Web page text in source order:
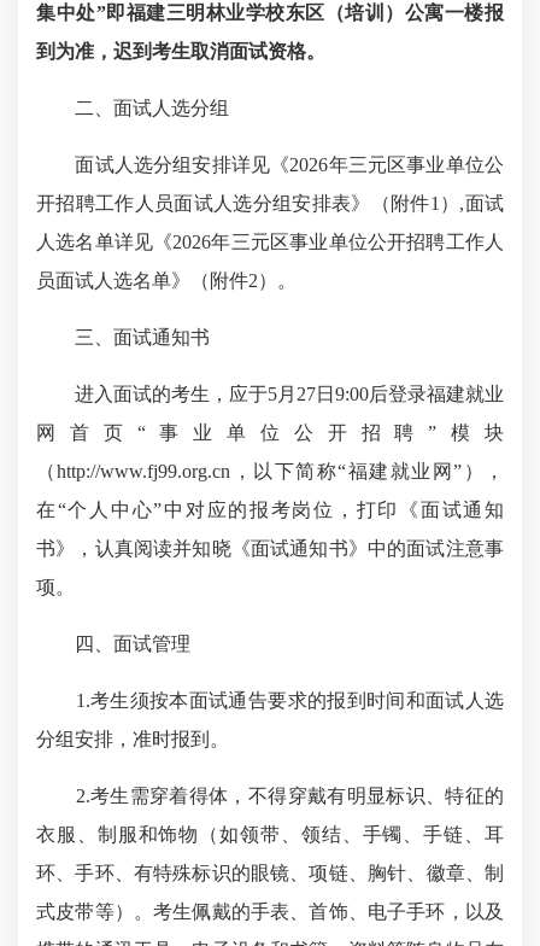
集中处”即福建三明林业学校东区（培训）公寓一楼报
到 为准 ，迟到考生取消面试资格。
二、面试人选分组
面试人选分组安排详见《2026年三元区事业单位公
开招聘工作人员面试人选分组安排表》（附件1）,面试
人选名单详见《2026年三元区事业单位公开招聘工作人
员面试人选名单》（附件2）。
三、面试通知书
进入面试的考生，应于5月27日9:00后登录福建就业
网首页“事业单位公开招聘”模块
（http://www.fj99.org.cn，以下简称“福建就业网”），
在“个人中心”中对应的报考岗位，打印《面试通知
书》，认真阅读并知晓《面试通知书》中的面试注意事
项。
四、面试管理
1.考生须按本面试通告要求的报到时间和面试人选
分组安排，准时报到。
2.考生需穿着得体，不得穿戴有明显标识、特征的
衣服、制服和饰物（如领带、领结、手镯、手链、耳
环、手环、有特殊标识的眼镜、项链、胸针、徽章、制
式皮带等）。考生佩戴的手表、首饰、电子手环，以及